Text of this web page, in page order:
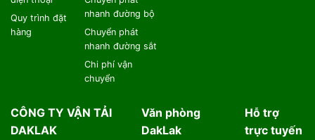
Quy trình đặt
hàng
nhanh đường bộ
Chuyển phát
nhanh đường sắt
Chi phí vận
chuyển
CÔNG TY VẬN TẢI
DAKLAK
Văn phòng
DakLak
Hỗ trợ
trực tuyến